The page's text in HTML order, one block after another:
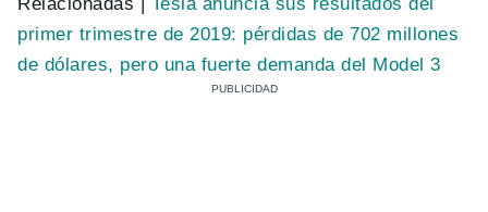
primer trimestre de 2019: pérdidas de 702 millones
de dólares, pero una fuerte demanda del Model 3